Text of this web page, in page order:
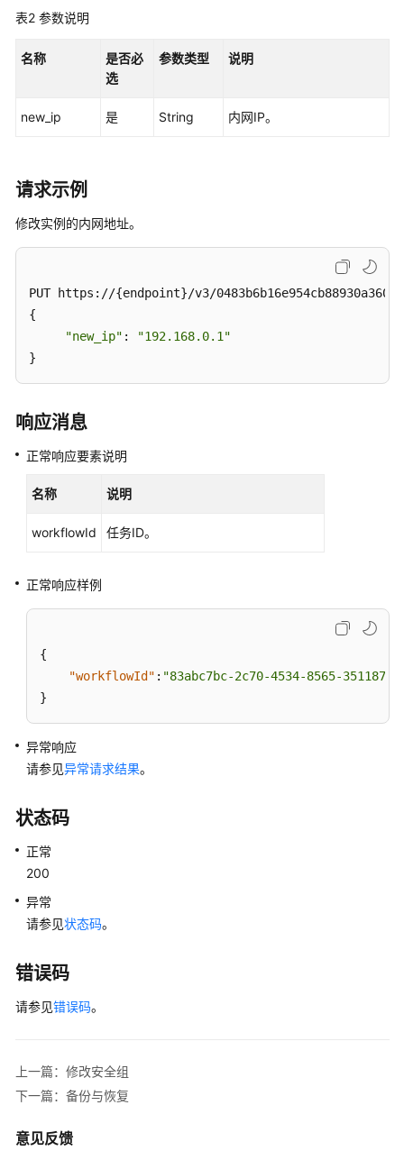
皮
考
参
考
题
障
排
频
助
产
术
多
档
用
户
（阿
域）
API
参
考
扎
区
表2 参数说明
名称
是否必
选
参数类型 说明
new_ip 是 String 内网IP。
请求示例
修改实例的内网地址。
PUT https://{endpoint}/v3/
{
"new_ip" :
"192.168.0.1"
}
响应消息
正常响应要素说明
名称 说明
workflowId 任务ID。
正常响应样例
{
"workflowId" : "83abc7bc-2c70-4534-8565-
}
异常响应
请参见异常请求结果。
状态码
正常
200
异常
请参见状态码。
错误码
请参见错误码。
上一篇：修改安全组
下一篇：备份与恢复
意见反馈